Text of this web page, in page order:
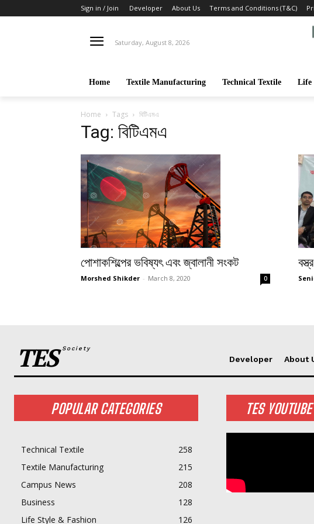
Sign in / Join Developer About Us Terms and Conditions (T&C)
Saturday, August 8, 2026
Home Textile Manufacturing Technical Textile Life
Home Tags বিটিএমএ
Tag: বিটিএমএ
পোশাকশিল্পের ভবিষ্যৎ এবং জ্বালানী সংকট
Morshed Shikder - March 8, 2020 0
TES Society
Developer About
POPULAR CATEGORIES
Technical Textile
258
Textile Manufacturing
215
Campus News
208
Business
128
Life Style & Fashion
126
TES YOUTUBE